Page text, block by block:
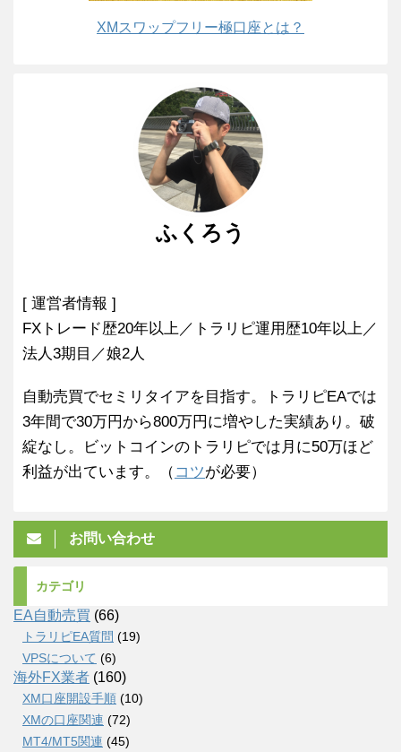
XMスワップフリー極口座とは？
ふくろう
[ 運営者情報 ]
FXトレード歴20年以上／トラリピ運用歴10年以上／
法人3期目／娘2人
自動売買でセミリタイアを目指す。トラリピEAでは
3年間で30万円から800万円に増やした実績あり。破
綻なし。ビットコインのトラリピでは月に50万ほど
利益が出ています。（ コツが必要）
お問い合わせ
カテゴリ
EA自動売買 (66)
トラリピEA質問 (19)
VPSについて (6)
海外FX業者 (160)
XM口座開設手順 (10)
XMの口座関連 (72)
MT4/MT5関連 (45)